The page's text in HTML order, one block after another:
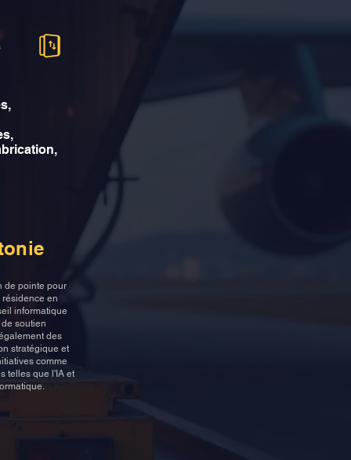
de pointe pour
en
informatique
soutien
des
stratégique et
comme
telles que l'IA et